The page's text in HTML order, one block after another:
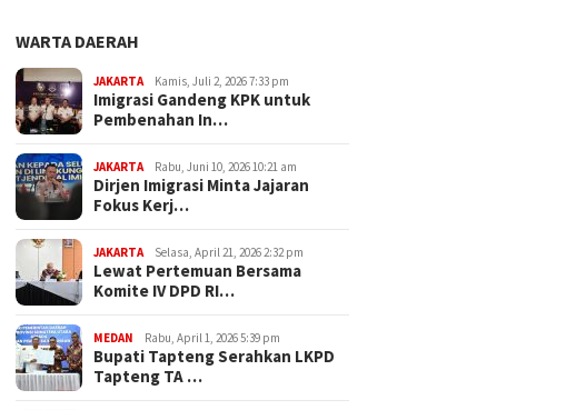
WARTA DAERAH
JAKARTA Kamis, Juli 2, 2026 7:33 pm
Imigrasi Gandeng KPK untuk
Pembenahan In…
JAKARTA Rabu, Juni 10, 2026 10:21 am
Dirjen Imigrasi Minta Jajaran
Fokus Kerj…
JAKARTA Selasa, April 21, 2026 2:32 pm
Lewat Pertemuan Bersama
Komite IV DPD RI…
MEDAN Rabu, April 1, 2026 5:39 pm
Bupati Tapteng Serahkan LKPD
Tapteng TA …